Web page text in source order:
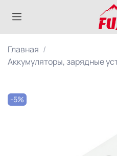
Главная
Аккумуляторы, зарядные
-5%